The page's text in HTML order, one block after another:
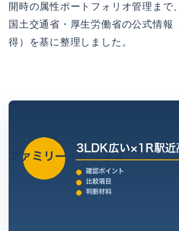
開時の属性ポートフォリオ管理まで
国土交通省・厚生労働省の公式情報
得）を基に整理しました。